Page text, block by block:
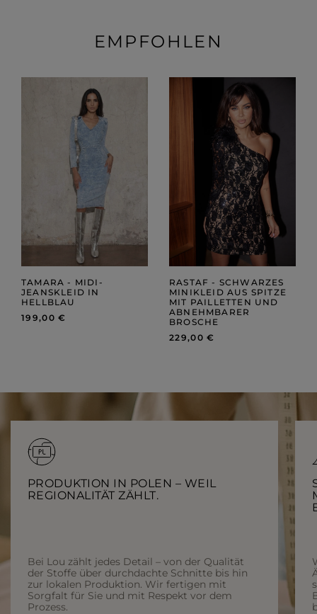
EMPFOHLEN
TAMARA - MIDI-
JEANSKLEID IN
HELLBLAU
199,00 €
RASTAF - SCHWARZES
MINIKLEID AUS SPITZE
MIT PAILLETTEN UND
ABNEHMBARER
BROSCHE
229,00 €
PRODUKTION IN POLEN – WEIL
REGIONALITÄT ZÄHLT.
Bei Lou zählt jedes Detail – von der Qualität
der Stoffe über durchdachte Schnitte bis hin
zur lokalen Produktion. Wir fertigen mit
Sorgfalt für Sie und mit Respekt vor dem
Prozess.